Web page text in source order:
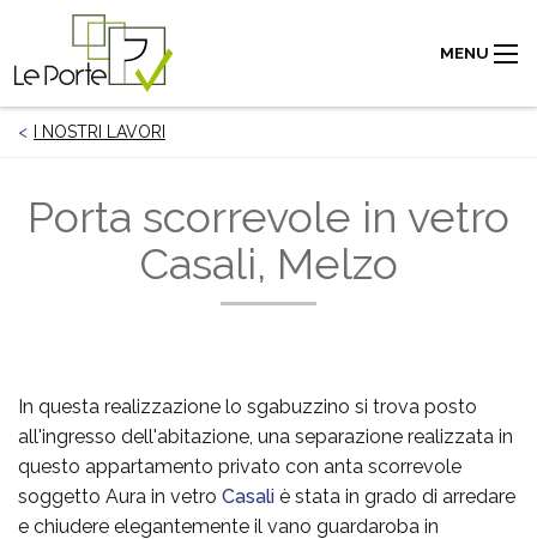
MENU
I NOSTRI LAVORI
Porta scorrevole in vetro
Casali, Melzo
In questa realizzazione lo sgabuzzino si trova posto
all'ingresso dell'abitazione, una separazione realizzata in
questo appartamento privato con anta scorrevole
soggetto Aura in vetro Casali è stata in grado di arredare
e chiudere elegantemente il vano guardaroba in